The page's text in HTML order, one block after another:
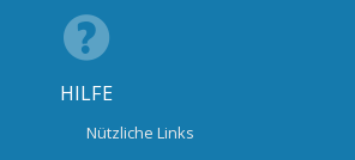
HILFE
Nützliche Links